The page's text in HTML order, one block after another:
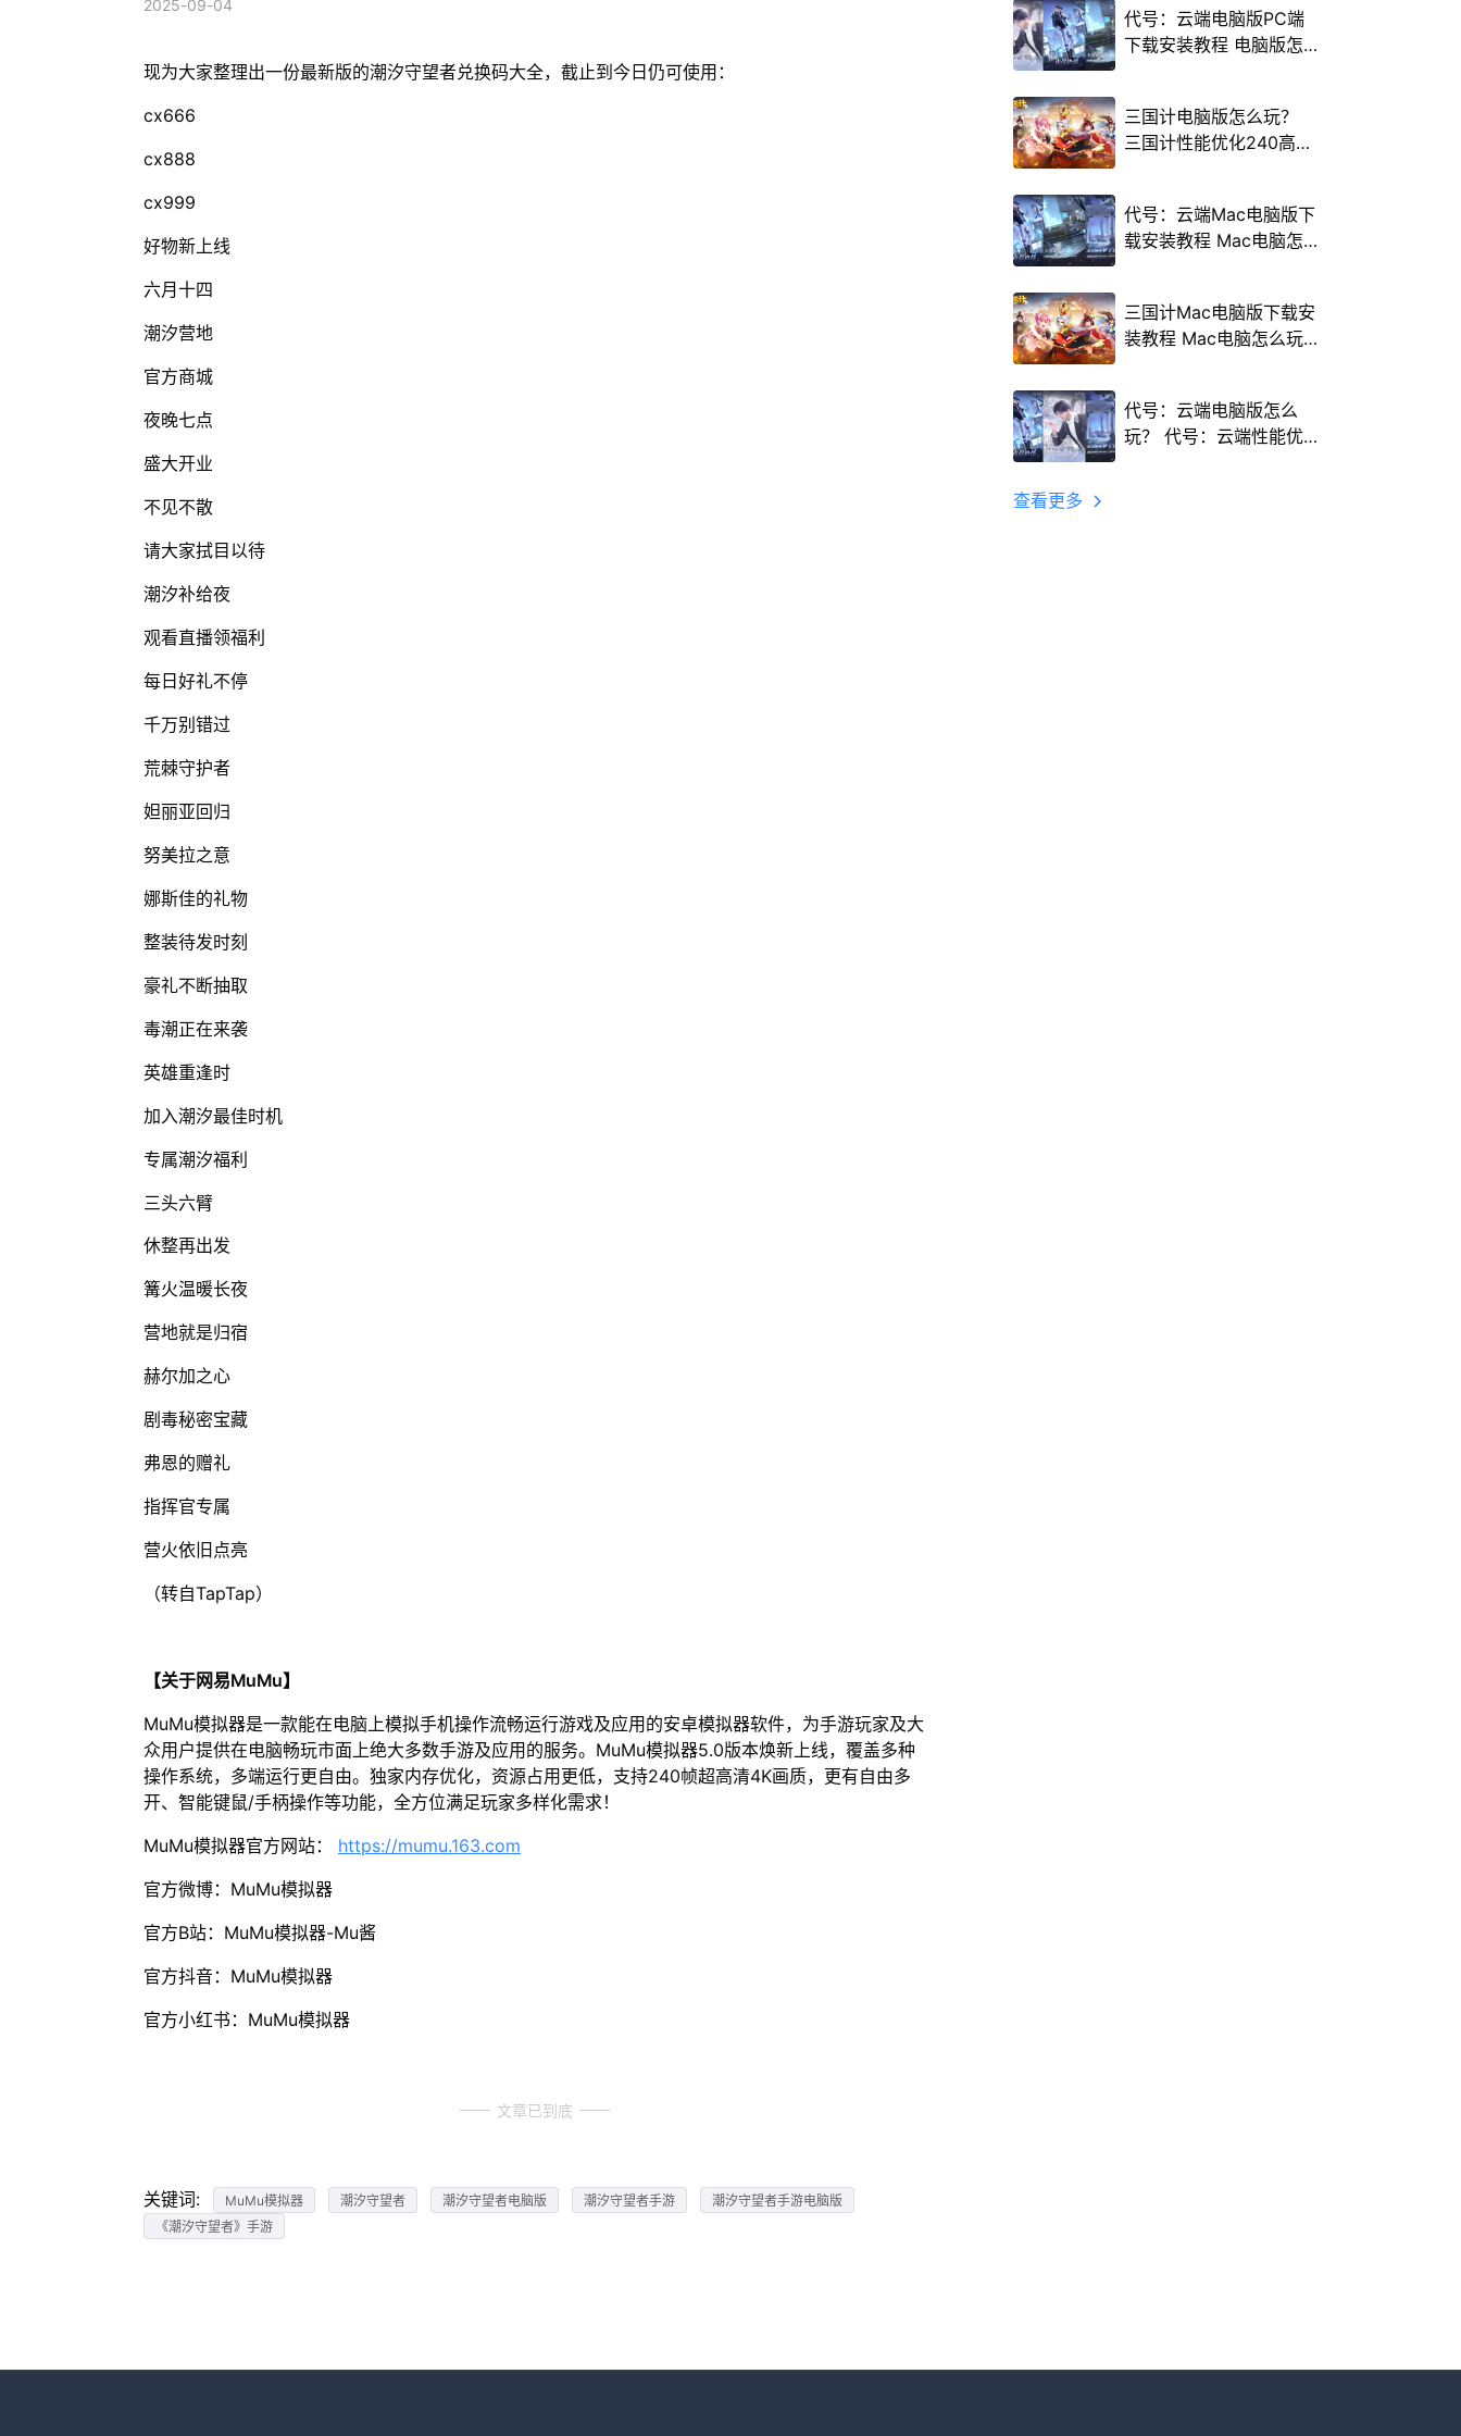
2025-09-04
现为大家整理出一份最新版的潮汐守望者兑换码大全，截止到今日仍可使用：
cx666
cx888
cx999
好物新上线
六月十四
潮汐营地
官方商城
夜晚七点
盛大开业
不见不散
请大家拭目以待
潮汐补给夜
观看直播领福利
每日好礼不停
千万别错过
荒棘守护者
妲丽亚回归
努美拉之意
娜斯佳的礼物
整装待发时刻
豪礼不断抽取
毒潮正在来袭
英雄重逢时
加入潮汐最佳时机
专属潮汐福利
三头六臂
休整再出发
篝火温暖长夜
营地就是归宿
赫尔加之心
剧毒秘密宝藏
弗恩的赠礼
指挥官专属
营火依旧点亮
（转自TapTap）
【关于网易MuMu】
MuMu模拟器是一款能在电脑上模拟手机操作流畅运行游戏及应用的安卓模拟器软件，为手游玩家及大
众用户提供在电脑畅玩市面上绝大多数手游及应用的服务。MuMu模拟器5.0版本焕新上线，覆盖多种
操作系统，多端运行更自由。独家内存优化，资源占用更低，支持240帧超高清4K画质，更有自由多
开、智能键鼠/手柄操作等功能，全方位满足玩家多样化需求！
MuMu模拟器官方网站： https://mumu.163.com
官方微博：MuMu模拟器
官方B站：MuMu模拟器-Mu酱
官方抖音：MuMu模拟器
官方小红书：MuMu模拟器
文章已到底
关键词: MuMu模拟器 潮汐守望者 潮汐守望者电脑版 潮汐守望者手游
潮汐守望者手游电脑版
《潮汐守望者》手游
代号：云端电脑版PC端
下载安装教程 电脑版怎
三国计电脑版怎么玩？
三国计性能优化240高帧
代号：云端Mac电脑版下
载安装教程 Mac电脑怎
三国计Mac电脑版下载安
装教程 Mac电脑怎么玩
代号：云端电脑版怎么
玩？ 代号：云端性能优
查看更多